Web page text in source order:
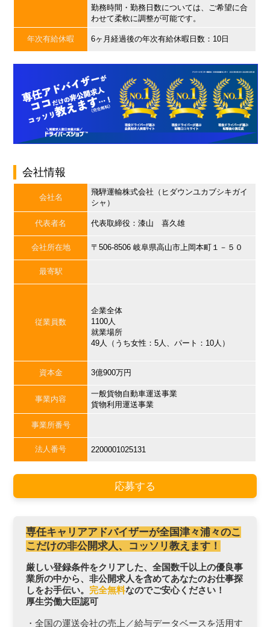
勤務時間・勤務日数については、ご希望に合
わせて柔軟に調整が可能です。
年次有給休暇 6ヶ月経過後の年次有給休暇日数：10日
会社情報
会社名
飛騨運輸株式会社（ヒダウンユカブシキガイ
シャ）
代表者名 代表取締役：漆山 喜久雄
会社所在地 〒506-8506 岐阜県高山市上岡本町１－５０
最寄駅
従業員数
企業全体
1100人
就業場所
49人（うち女性：5人、パート：10人）
資本金 3億900万円
事業内容
一般貨物自動車運送事業
貨物利用運送事業
事業所番号
法人番号 2200001025131
応募する
専任キャリアアドバイザーが全国津々浦々のこ
こだけの非公開求人、コッソリ教えます！
厳しい登録条件をクリアした、全国数千以上の優良事
業所の中から、非公開求人を含めてあなたのお仕事探
しをお手伝い。 完全無料なのでご安心ください！
厚生労働大臣認可
・全国の運送会社の売上／給与データベースを活用す